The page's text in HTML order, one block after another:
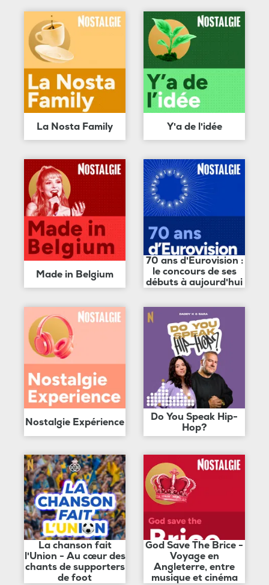
La Nosta Family Y'a de l'idée
Made in Belgium
70 ans d'Eurovision :
le concours de ses
débuts à aujourd'hui
Nostalgie Expérience
Do You Speak Hip-
Hop?
La chanson fait
l'Union - Au cœur des
chants de supporters
de foot
God Save The Brice -
Voyage en
Angleterre, entre
musique et cinéma